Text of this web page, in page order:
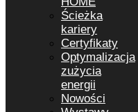
Ścieżka
kariery
Certyfikaty
Optymalizacja
zużycia
energii
Nowości